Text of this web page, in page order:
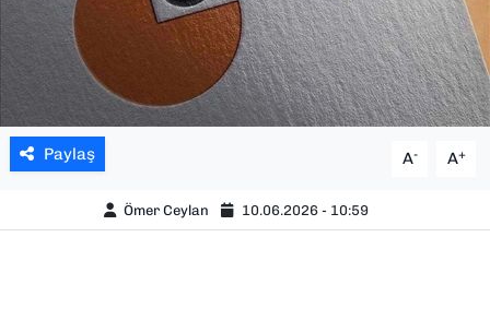
Paylaş A- A+
Ömer Ceylan 10.06.2026 - 10:59
YEREL YÖNETİMLER